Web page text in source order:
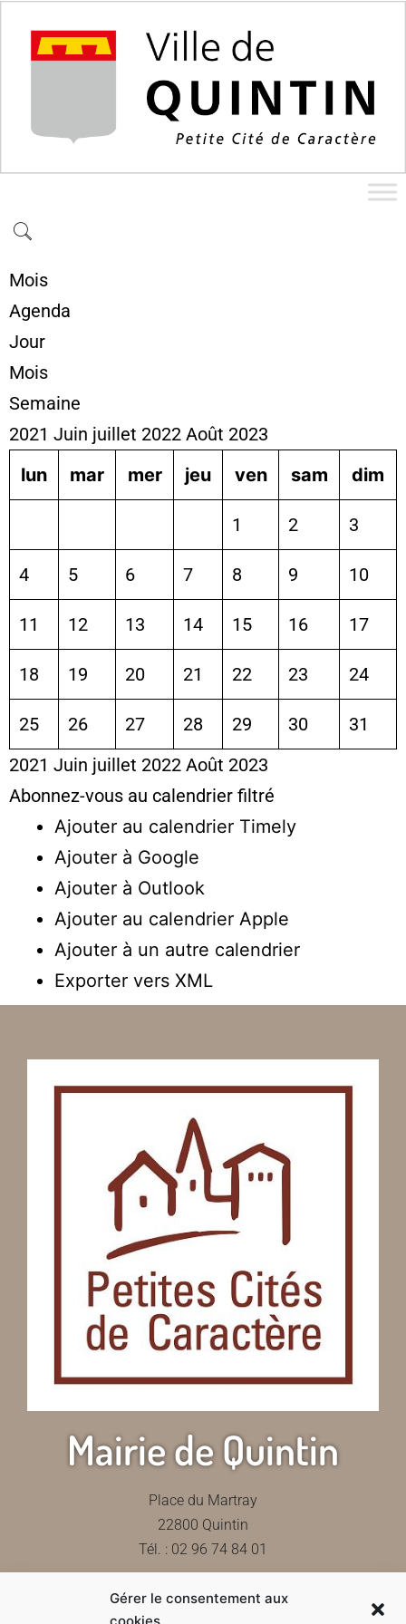
Gérer le consentement aux
Mois
Agenda
Jour
Mois
Semaine
2021 Juin juillet 2022 Août 2023
lun
mar mer jeu ven sam dim
1 2 3
4 5 6 7 8 9 10
11 12 13 14 15 16 17
18 19 20 21 22 23 24
25 26 27 28 29 30
31
2021 Juin juillet 2022 Août 2023
Abonnez-vous au calendrier filtré
Ajouter au calendrier Timely
Ajouter à Google
Ajouter à Outlook
Ajouter au calendrier Apple
Ajouter à un autre calendrier
Exporter vers XML
Mairie de Quintin
Place du Martray
22800 Quintin
Tél. : 02 96 74 84 01
Contactez-nous